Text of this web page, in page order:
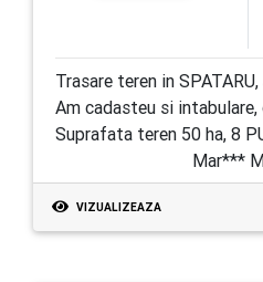
Trasare teren in
Am cadasteu si
Suprafata teren 50 ha, 8
Mar***
VIZUALIZEAZA